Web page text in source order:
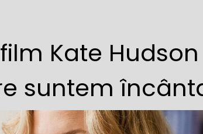
Kate Hudson
suntem